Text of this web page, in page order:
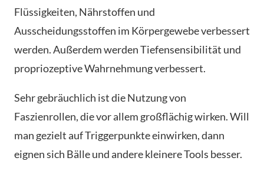
Flüssigkeiten, Nährstoffen und
Ausscheidungsstoffen im Körpergewebe verbessert
werden. Außerdem werden Tiefensensibilität und
propriozeptive Wahrnehmung verbessert.
Sehr gebräuchlich ist die Nutzung von
Faszienrollen, die vor allem großflächig wirken. Will
man gezielt auf Triggerpunkte einwirken, dann
eignen sich Bälle und andere kleinere Tools besser.